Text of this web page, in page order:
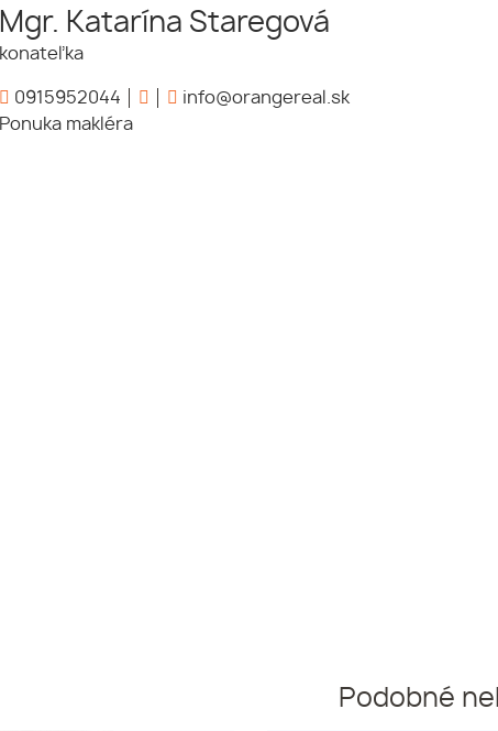
Mgr. Katarína Staregová
konateľka
0915952044
info@orangereal.sk
Ponuka makléra
Podobné